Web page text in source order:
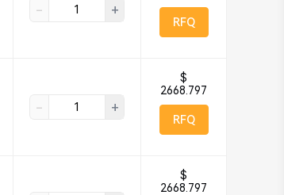
- +
RFQ
- +
$
2668.797
RFQ
$
2668.797